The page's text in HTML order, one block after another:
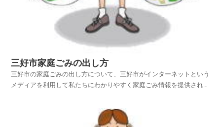
三好市家庭ごみの出し方
三好市の家庭ごみの出し方について、三好市がインターネットという
メディアを利用して私たちにわかりやすく家庭ごみ情報を提供されて
でご活用いただければ幸いです。平成25年4月1日から...